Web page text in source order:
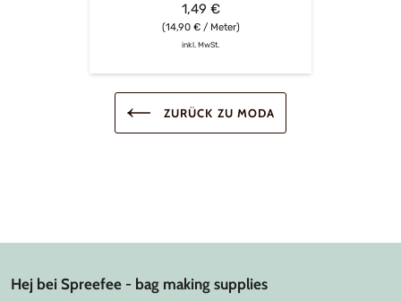
1,49 €
(14,90 € / Meter)
inkl. MwSt.
ZURÜCK ZU MODA
Hej bei Spreefee - bag making supplies